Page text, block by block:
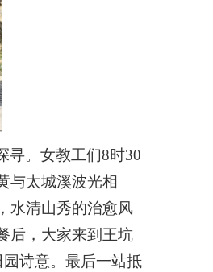
寻。女教工们8时30
与太城溪波光相
水清山秀的治愈风
后，大家来到王坑
诗意。最后一站抵